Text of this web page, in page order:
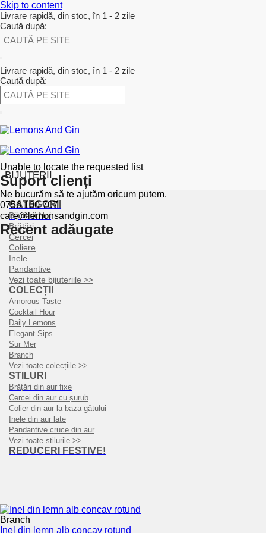
Skip to content
Livrare rapidă, din stoc, în 1 - 2 zile
Caută după:
Livrare rapidă, din stoc, în 1 - 2 zile
Caută după:
BIJUTERII
CATEGORII
Bijuterii Noi
Brățări
Cercei
Coliere
Inele
Pandantive
Vezi toate bijuteriile >>
COLECȚII
Amorous Taste
Cocktail Hour
Daily Lemons
Elegant Sips
Sur Mer
Branch
Vezi toate colecțiile >>
STILURI
Brățări din aur fixe
Cercei din aur cu șurub
Colier din aur la baza gâtului
Inele din aur late
Pandantive cruce din aur
Vezi toate stilurile >>
REDUCERI FESTIVE!
Unable to locate the requested list
Suport clienți
Ne bucurăm să te ajutăm oricum putem.
0756 100 707
care@lemonsandgin.com
Recent adăugate
Branch
Inel din lemn alb concav rotund